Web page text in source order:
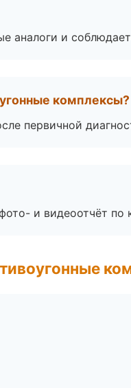
аналоги и
комплексы?
первичной
и видеоотчёт по